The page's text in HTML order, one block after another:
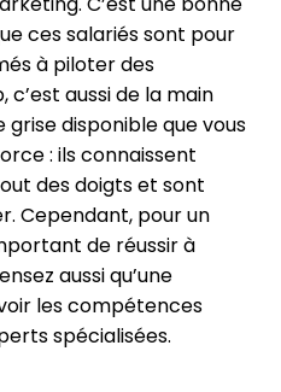
ces salariés sont pour
à piloter des
aussi de la main
disponible que vous
: ils connaissent
des doigts et sont
Cependant, pour un
de réussir à
aussi qu’une
les compétences
spécialisées.